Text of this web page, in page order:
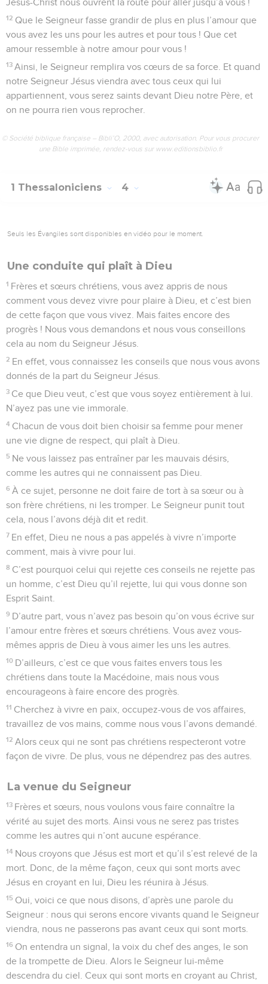
Jésus-Christ nous ouvrent la route pour aller jusqu’à vous !
12 Que le Seigneur fasse grandir de plus en plus l’amour que
vous avez les uns pour les autres et pour tous ! Que cet
amour ressemble à notre amour pour vous !
13 Ainsi, le Seigneur remplira vos cœurs de sa force. Et quand
notre Seigneur Jésus viendra avec tous ceux qui lui
appartiennent, vous serez saints devant Dieu notre Père, et
on ne pourra rien vous reprocher.
© Société biblique française – Bibli’O, 2000, avec autorisation. Pour vous procurer
une Bible imprimée, rendez-vous sur www.editionsbiblio.fr
1 Thessaloniciens 4
Seuls les Évangiles sont disponibles en vidéo pour le moment.
Une conduite qui plaît à Dieu
1 Frères et sœurs chrétiens, vous avez appris de nous
comment vous devez vivre pour plaire à Dieu, et c’est bien
de cette façon que vous vivez. Mais faites encore des
progrès ! Nous vous demandons et nous vous conseillons
cela au nom du Seigneur Jésus.
2 En effet, vous connaissez les conseils que nous vous avons
donnés de la part du Seigneur Jésus.
3 Ce que Dieu veut, c’est que vous soyez entièrement à lui.
N’ayez pas une vie immorale.
4 Chacun de vous doit bien choisir sa femme pour mener
une vie digne de respect, qui plaît à Dieu.
5 Ne vous laissez pas entraîner par les mauvais désirs,
comme les autres qui ne connaissent pas Dieu.
6 À ce sujet, personne ne doit faire de tort à sa sœur ou à
son frère chrétiens, ni les tromper. Le Seigneur punit tout
cela, nous l’avons déjà dit et redit.
7 En effet, Dieu ne nous a pas appelés à vivre n’importe
comment, mais à vivre pour lui.
8 C’est pourquoi celui qui rejette ces conseils ne rejette pas
un homme, c’est Dieu qu’il rejette, lui qui vous donne son
Esprit Saint.
9 D’autre part, vous n’avez pas besoin qu’on vous écrive sur
l’amour entre frères et sœurs chrétiens. Vous avez vous-
mêmes appris de Dieu à vous aimer les uns les autres.
10 D’ailleurs, c’est ce que vous faites envers tous les
chrétiens dans toute la Macédoine, mais nous vous
encourageons à faire encore des progrès.
11 Cherchez à vivre en paix, occupez-vous de vos affaires,
travaillez de vos mains, comme nous vous l’avons demandé.
12 Alors ceux qui ne sont pas chrétiens respecteront votre
façon de vivre. De plus, vous ne dépendrez pas des autres.
La venue du Seigneur
13 Frères et sœurs, nous voulons vous faire connaître la
vérité au sujet des morts. Ainsi vous ne serez pas tristes
comme les autres qui n’ont aucune espérance.
14 Nous croyons que Jésus est mort et qu’il s’est relevé de la
mort. Donc, de la même façon, ceux qui sont morts avec
Jésus en croyant en lui, Dieu les réunira à Jésus.
15 Oui, voici ce que nous disons, d’après une parole du
Seigneur : nous qui serons encore vivants quand le Seigneur
viendra, nous ne passerons pas avant ceux qui sont morts.
16 On entendra un signal, la voix du chef des anges, le son
de la trompette de Dieu. Alors le Seigneur lui-même
descendra du ciel. Ceux qui sont morts en croyant au Christ,